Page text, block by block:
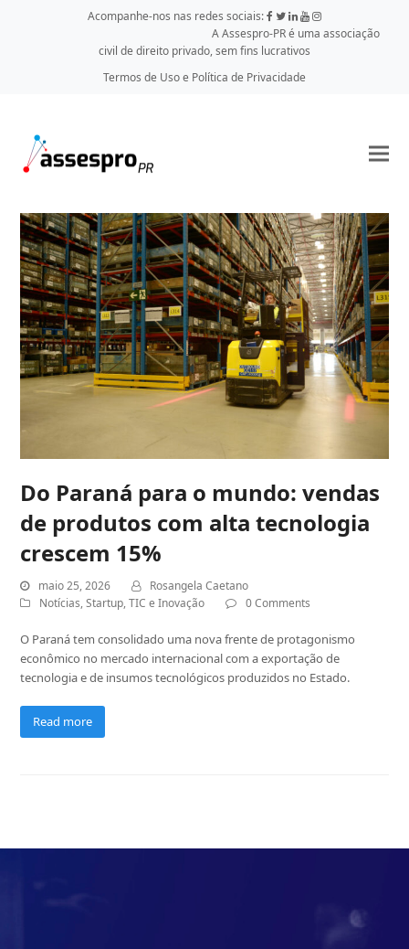
Acompanhe-nos nas redes sociais:
A Assespro-PR é uma associação
civil de direito privado, sem fins lucrativos
Termos de Uso e Política de Privacidade
Do Paraná para o mundo: vendas
de produtos com alta tecnologia
crescem 15%
maio 25, 2026
Rosangela Caetano
Notícias,Startup,TIC e Inovação 0 Comments
O Paraná tem consolidado uma nova frente de protagonismo
econômico no mercado internacional com a exportação de
tecnologia e de insumos tecnológicos produzidos no Estado.
Read more